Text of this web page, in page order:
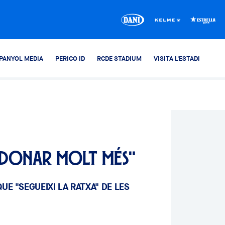
MEDIA PERICO ID RCDE STADIUM VISITA L'ESTADI
molt més"
"SEGUEIXI LA RATXA" DE LES